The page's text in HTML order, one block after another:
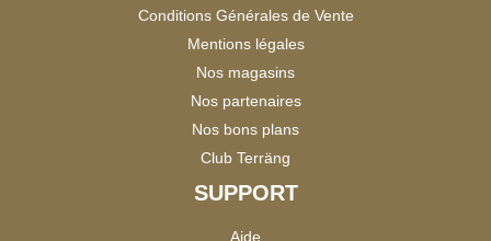
Conditions Générales de Vente
Mentions légales
Nos magasins
Nos partenaires
Nos bons plans
Club Terräng
SUPPORT
Aide